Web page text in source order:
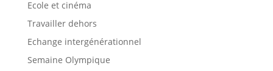
Ecole et cinéma
Travailler dehors
Echange intergénérationnel
Semaine Olympique